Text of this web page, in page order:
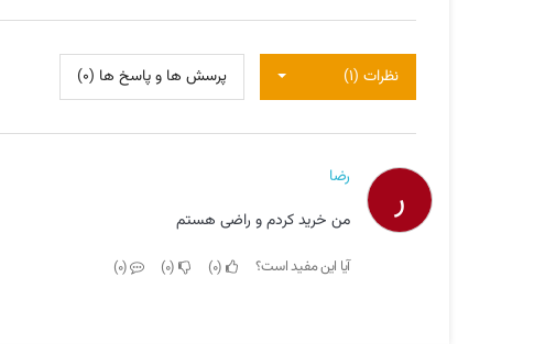
نظرات (1) پرسش ها و پاسخ ها (0)
ر رضا
من خرید کردم و راضی هستم
آیا این مفید است؟ 0
0
0